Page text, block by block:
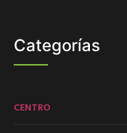
Categorías
CENTRO